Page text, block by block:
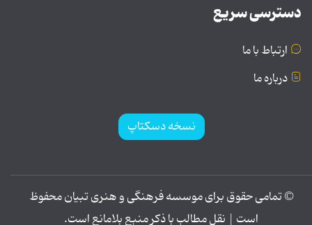
دسترسی سریع
ارتباط با ما
درباره ما
نسخه دسکتاپ
© تمامی حقوق برای موسسه فرهنگی و هنری تبیان محفوظ
است | نقل مطالب با ذکر منبع بلامانع است.